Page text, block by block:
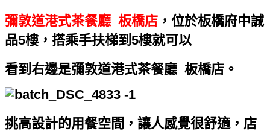
彌敦道港式茶餐廳 板橋店 ，位於板橋府中誠
品5樓，搭乘手扶梯到5樓就可以
看到右邊是彌敦道港式茶餐廳 板橋店。
挑高設計的用餐空間，讓人感覺很舒適，店